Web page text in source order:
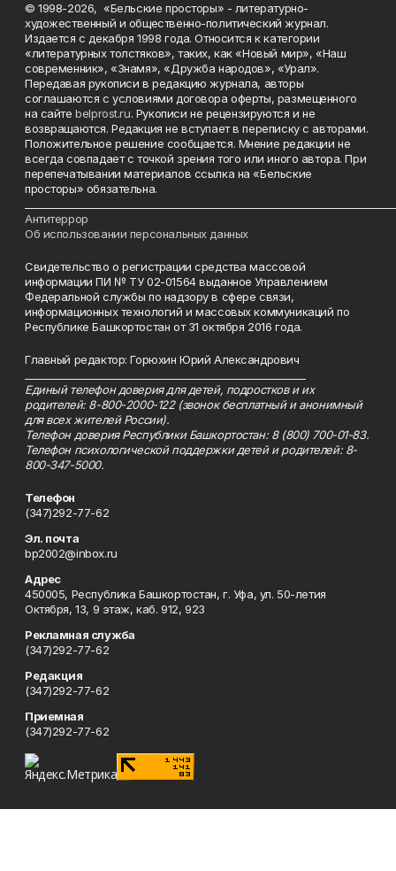
© 1998-2026, «Бельские просторы» - литературно-
художественный и общественно-политический журнал.
Издается с декабря 1998 года. Относится к категории
«литературных толстяков», таких, как «Новый мир», «Наш
современник», «Знамя», «Дружба народов», «Урал».
Передавая рукописи в редакцию журнала, авторы
соглашаются с условиями договора оферты, размещенного
на сайтеbelprost.ru. Рукописи не рецензируются и не
возвращаются. Редакция не вступает в переписку с авторами.
Положительное решение сообщается. Мнение редакции не
всегда совпадает с точкой зрения того или иного автора. При
перепечатывании материалов ссылка на «Бельские
просторы» обязательна.
Антитеррор
Об использовании персональных данных
Свидетельство о регистрации средства массовой
информации ПИ № ТУ 02-01564 выданное Управлением
Федеральной службы по надзору в сфере связи,
информационных технологий и массовых коммуникаций по
Республике Башкортостан от 31 октября 2016 года.
Главный редактор: Горюхин Юрий Александрович
Единый телефон доверия для детей, подростков и их
родителей: 8-800-2000-122 (звонок бесплатный и анонимный
для всех жителей России).
Телефон доверия Республики Башкортостан: 8 (800) 700-01-83.
Телефон психологической поддержки детей и родителей: 8-
800-347-5000.
Телефон
(347)292-77-62
Эл. почта
bp2002@inbox.ru
Адрес
450005, Республика Башкортостан, г. Уфа, ул. 50-летия
Октября, 13, 9 этаж, каб. 912, 923
Рекламная служба
(347)292-77-62
Редакция
(347)292-77-62
Приемная
(347)292-77-62